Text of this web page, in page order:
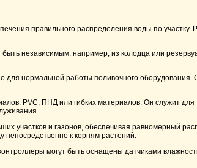
правильного распределения воды по
независимым, например, из колодца или
для нормальной работы поливочного
PVC, ПНД или гибких материалов. Он служит для
участков и газонов, обеспечивая равномерный
непосредственно к корням растений.
могут быть оснащены датчиками